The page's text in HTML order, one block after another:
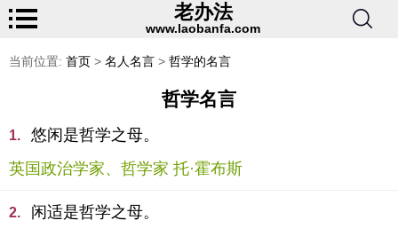
老办法
www.laobanfa.com
当前位置: 首页 > 名人名言 > 哲学的名言
哲学名言
1.
悠闲是哲学之母。
英国政治学家、哲学家 托·霍布斯
2.
闲适是哲学之母。